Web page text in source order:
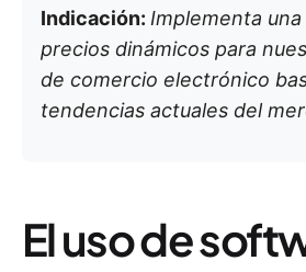
Indicación: Implementa
precios dinámicos para
de comercio electrónico
tendencias actuales del
El uso de